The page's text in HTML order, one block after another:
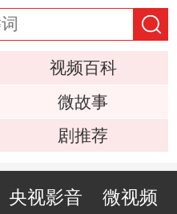
视频百科
微故事
剧推荐
央视影音 微视频